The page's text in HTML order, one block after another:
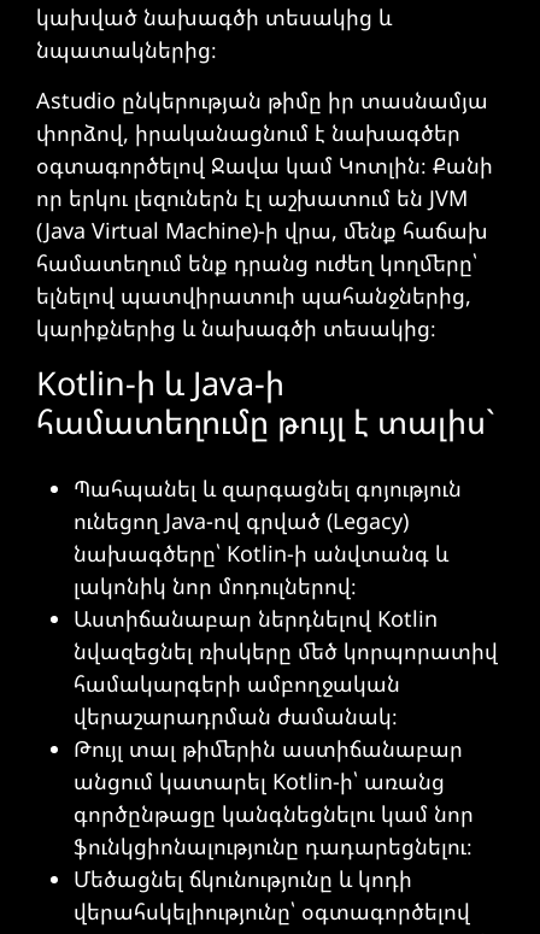
կախված նախագծի տեսակից և
նպատակներից։
Astudio ընկերության թիմը իր տասնամյա
փորձով, իրականացնում է նախագծեր
օգտագործելով Ջավա կամ Կոտլին։ Քանի
որ երկու լեզուներն էլ աշխատում են JVM
(Java Virtual Machine)-ի վրա, մենք հաճախ
համատեղում ենք դրանց ուժեղ կողմերը՝
ելնելով պատվիրատուի պահանջներից,
կարիքներից և նախագծի տեսակից։
Kotlin-ի և Java-ի
համատեղումը թույլ է տալիս`
Պահպանել և զարգացնել գոյություն
ունեցող Java-ով գրված (Legacy)
նախագծերը՝ Kotlin-ի անվտանգ և
լակոնիկ նոր մոդուլներով։
Աստիճանաբար ներդնելով Kotlin
նվազեցնել ռիսկերը մեծ կորպորատիվ
համակարգերի ամբողջական
վերաշարադրման ժամանակ։
Թույլ տալ թիմերին աստիճանաբար
անցում կատարել Kotlin-ի՝ առանց
գործընթացը կանգնեցնելու կամ նոր
ֆունկցիոնալությունը դադարեցնելու։
Մեծացնել ճկունությունը և կոդի
վերահսկելիությունը՝ օգտագործելով